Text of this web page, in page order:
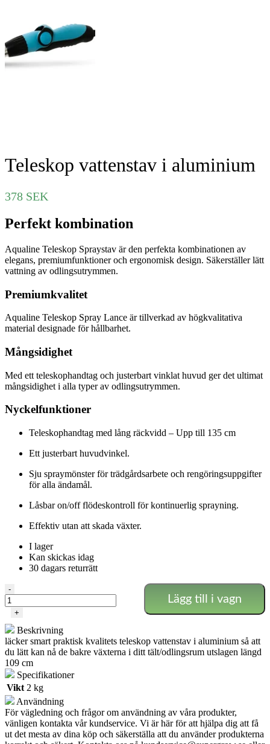
Teleskop vattenstav i aluminium
378 SEK
Perfekt kombination
Aqualine Teleskop Spraystav är den perfekta kombinationen av
elegans, premiumfunktioner och ergonomisk design. Säkerställer lätt
vattning av odlingsutrymmen.
Premiumkvalitet
Aqualine Teleskop Spray Lance är tillverkad av högkvalitativa
material designade för hållbarhet.
Mångsidighet
Med ett teleskophandtag och justerbart vinklat huvud ger det ultimat
mångsidighet i alla typer av odlingsutrymmen.
Nyckelfunktioner
Teleskophandtag med lång räckvidd – Upp till 135 cm
Ett justerbart huvudvinkel.
Sju spraymönster för trädgårdsarbete och rengöringsuppgifter
för alla ändamål.
Låsbar on/off flödeskontroll för kontinuerlig sprayning.
Effektiv utan att skada växter.
I lager
Kan skickas idag
30 dagars returrätt
Teleskop
vattenstav
i
mängd
-
+
Lägg till i vagn
Beskrivning
läcker smart praktisk kvalitets teleskop vattenstav i aluminium så att
du lätt kan nå de bakre växterna i ditt tält/odlingsrum utslagen längd
109 cm
Specifikationer
Vikt 2 kg
Användning
För vägledning och frågor om användning av våra produkter,
vänligen kontakta vår kundservice. Vi är här för att hjälpa dig att få
ut det mesta av dina köp och säkerställa att du använder produkterna